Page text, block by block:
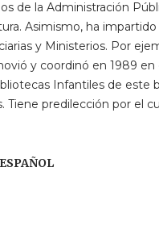
de la Administración
Asimismo, ha
y Ministerios. Por
y coordinó en 1989
Infantiles de este
Tiene predilección por el